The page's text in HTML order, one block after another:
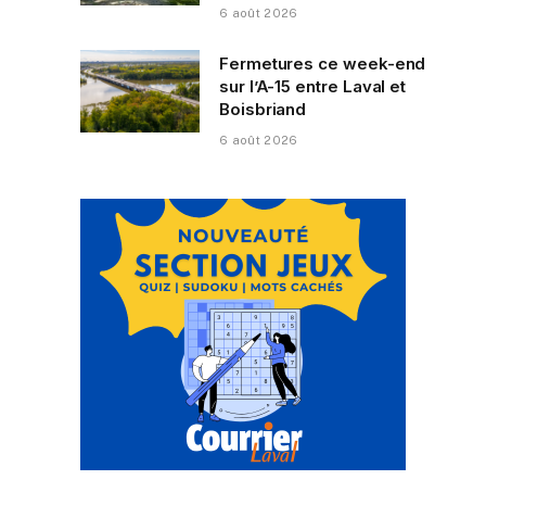
6 août 2026
Fermetures ce week-end
sur l’A-15 entre Laval et
Boisbriand
6 août 2026